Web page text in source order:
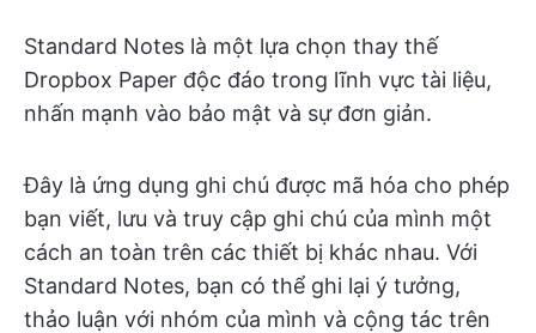
Standard Notes là một lựa chọn thay thế
Dropbox Paper độc đáo trong lĩnh vực tài liệu,
nhấn mạnh vào bảo mật và sự đơn giản.
Đây là ứng dụng ghi chú được mã hóa cho phép
bạn viết, lưu và truy cập ghi chú của mình một
cách an toàn trên các thiết bị khác nhau. Với
Standard Notes, bạn có thể ghi lại ý tưởng,
thảo luận với nhóm của mình và cộng tác trên